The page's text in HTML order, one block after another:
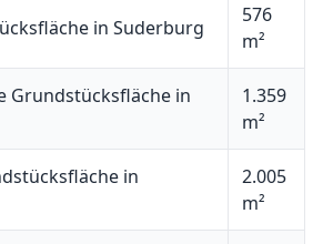
in Suderburg
576
m²
Grundstücksfläche in
1.359
m²
in
2.005
m²